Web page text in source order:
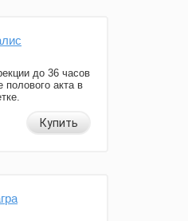
до 36 часов
полового акта в
Купить